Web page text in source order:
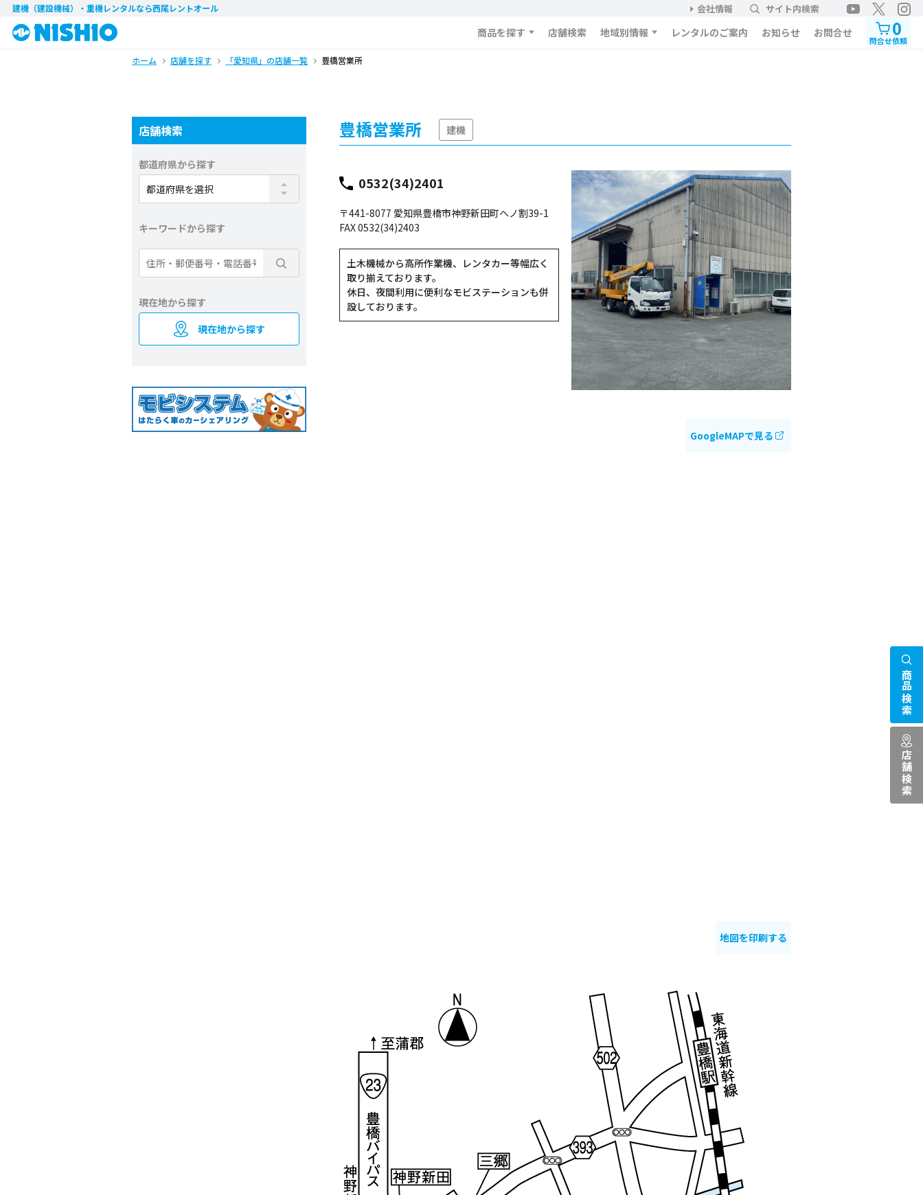
建機（建設機械）・重機レンタルなら西尾レントオール 会社情報 サイト内検索
商品を探す 店舗検索 地域別情報 レンタルのご案内 お知らせ お問合せ 0
問合せ依頼
ホーム 店舗を探す 「愛知県」の店舗一覧 豊橋営業所
豊橋営業所 建機
0532(34)2401
〒441-8077 愛知県豊橋市神野新田町ヘノ割39-1
FAX 0532(34)2403
土木機械から高所作業機、レンタカー等幅広く
取り揃えております。
休日、夜間利用に便利なモビステーションも併
設しております。
GoogleMAPで見る
地図を印刷する
店舗検索
都道府県から探す
キーワードから探す
現在地から探す
現在地から探す
商品検索
店舗検索